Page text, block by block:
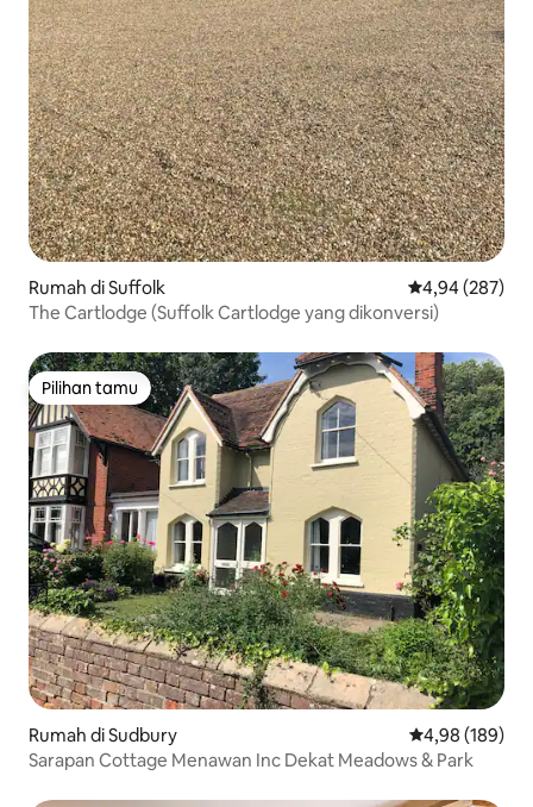
Rumah di Suffolk Nilai rata-rata
4,94 (287)
The Cartlodge (Suffolk Cartlodge yang dikonversi)
Pilihan tamu
Pilihan tamu
Rumah di Sudbury Nilai rata-rata
4,98 (189)
Sarapan Cottage Menawan Inc Dekat Meadows & Park